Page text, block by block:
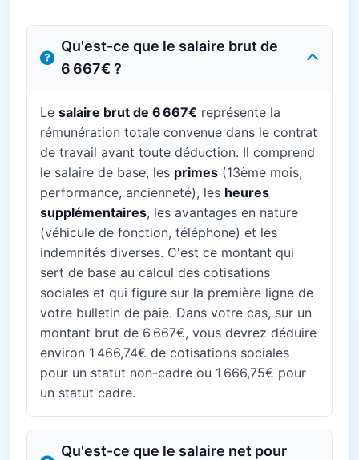
Qu'est-ce que le salaire brut de
6 667€ ?
Le salaire brut de 6 667€ représente la
rémunération totale convenue dans le contrat
de travail avant toute déduction. Il comprend
le salaire de base, les primes (13ème mois,
performance, ancienneté), les heures
supplémentaires, les avantages en nature
(véhicule de fonction, téléphone) et les
indemnités diverses. C'est ce montant qui
sert de base au calcul des cotisations
sociales et qui figure sur la première ligne de
votre bulletin de paie. Dans votre cas, sur un
montant brut de 6 667€, vous devrez déduire
environ 1 466,74€ de cotisations sociales
pour un statut non-cadre ou 1 666,75€ pour
un statut cadre.
Qu'est-ce que le salaire net pour